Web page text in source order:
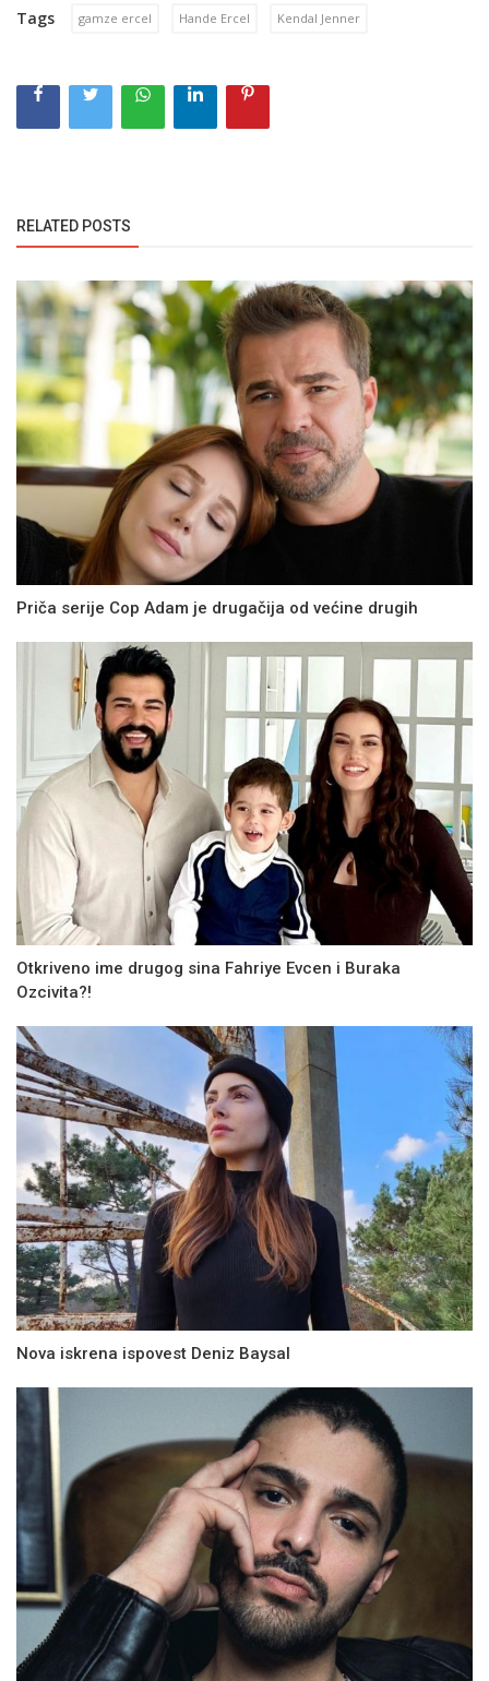
Tags gamze ercel Hande Ercel Kendal Jenner
RELATED POSTS
Priča serije Cop Adam je drugačija od većine drugih
Otkriveno ime drugog sina Fahriye Evcen i Buraka
Ozcivita?!
Nova iskrena ispovest Deniz Baysal